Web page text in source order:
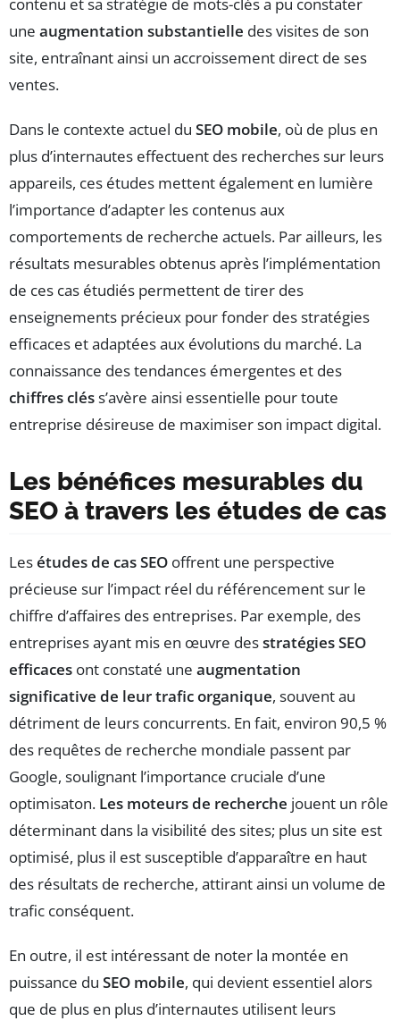
contenu et sa stratégie de mots-clés a pu constater
une augmentation substantielle des visites de son
site, entraînant ainsi un accroissement direct de ses
ventes.
Dans le contexte actuel du SEO mobile, où de plus en
plus d’internautes effectuent des recherches sur leurs
appareils, ces études mettent également en lumière
l’importance d’adapter les contenus aux
comportements de recherche actuels. Par ailleurs, les
résultats mesurables obtenus après l’implémentation
de ces cas étudiés permettent de tirer des
enseignements précieux pour fonder des stratégies
efficaces et adaptées aux évolutions du marché. La
connaissance des tendances émergentes et des
chiffres cléss’avère ainsi essentielle pour toute
entreprise désireuse de maximiser son impact digital.
Les bénéfices mesurables du
SEO à travers les études de cas
Lesétudes de cas SEO offrent une perspective
précieuse sur l’impact réel du référencement sur le
chiffre d’affaires des entreprises. Par exemple, des
entreprises ayant mis en œuvre desstratégies SEO
efficaces ont constaté une augmentation
significative de leur trafic organique, souvent au
détriment de leurs concurrents. En fait, environ 90,5 %
des requêtes de recherche mondiale passent par
Google, soulignant l’importance cruciale d’une
optimisaton. Les moteurs de recherche jouent un rôle
déterminant dans la visibilité des sites; plus un site est
optimisé, plus il est susceptible d’apparaître en haut
des résultats de recherche, attirant ainsi un volume de
trafic conséquent.
En outre, il est intéressant de noter la montée en
puissance du SEO mobile, qui devient essentiel alors
que de plus en plus d’internautes utilisent leurs